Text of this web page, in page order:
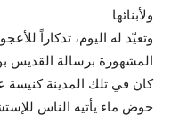
ولأبنائها
وتعيّد له اليوم،‪
المشهورة برسالة القديس
كان في تلك المدينة كنيسة
حوض ماء يأتيه‪